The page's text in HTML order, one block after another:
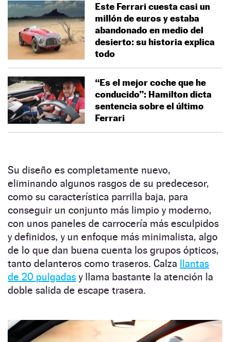
Este Ferrari cuesta casi un
millón de euros y estaba
abandonado en medio del
desierto: su historia explica
todo
“Es el mejor coche que he
conducido”: Hamilton dicta
sentencia sobre el último
Ferrari
Su diseño es completamente nuevo,
eliminando algunos rasgos de su predecesor,
como su característica parrilla baja, para
conseguir un conjunto más limpio y moderno,
con unos paneles de carrocería más esculpidos
y definidos, y un enfoque más minimalista, algo
de lo que dan buena cuenta los grupos ópticos,
tanto delanteros como traseros. Calza llantas
de 20 pulgadas y llama bastante la atención la
doble salida de escape trasera.